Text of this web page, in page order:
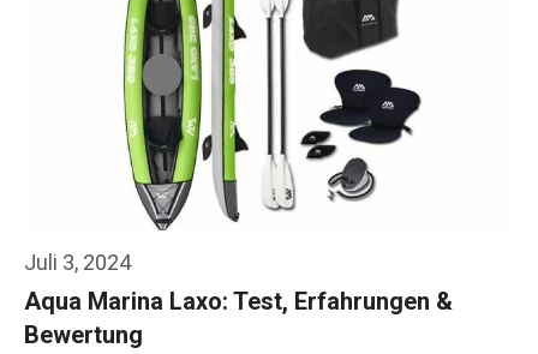
Juli 3, 2024
Aqua Marina Laxo: Test, Erfahrungen &
Bewertung